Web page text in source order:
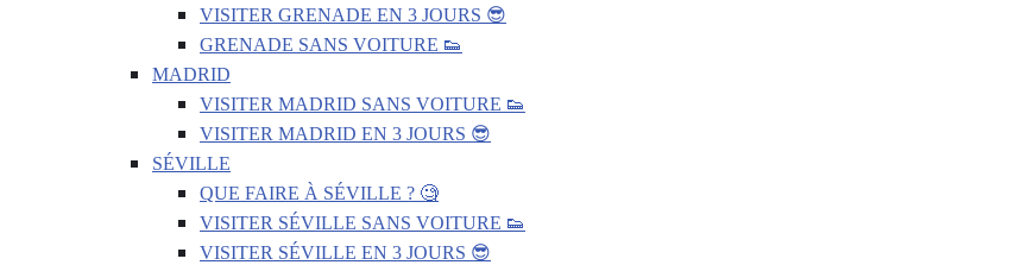
VISITER GRENADE EN 3 JOURS 😎
GRENADE SANS VOITURE 👟
MADRID
VISITER MADRID SANS VOITURE 👟
VISITER MADRID EN 3 JOURS 😎
SÉVILLE
QUE FAIRE À SÉVILLE ? 🧐
VISITER SÉVILLE SANS VOITURE 👟
VISITER SÉVILLE EN 3 JOURS 😎